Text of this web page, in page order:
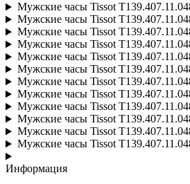
Мужские часы Tissot
Мужские часы Tissot
Мужские часы Tissot
Мужские часы Tissot
Мужские часы Tissot
Мужские часы Tissot
Мужские часы Tissot
Мужские часы Tissot
Мужские часы Tissot
Мужские часы Tissot
Мужские часы Tissot
Мужские часы Tissot
Информация